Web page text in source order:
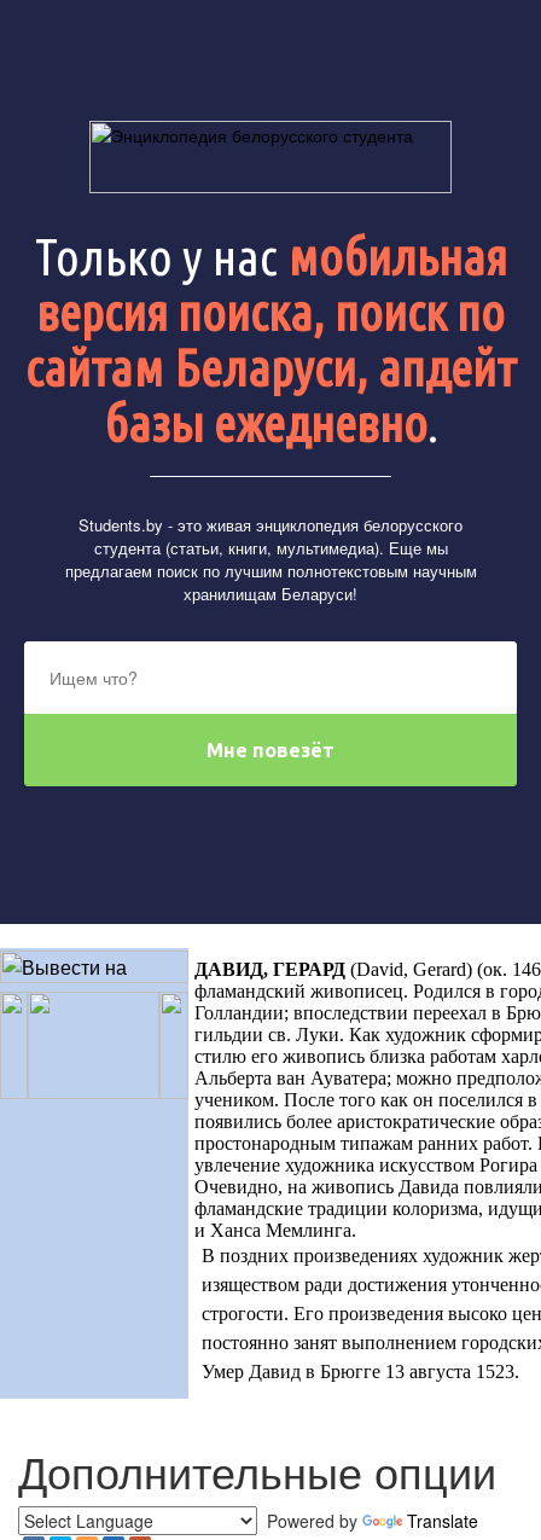
Только у нас мобильная
версия поиска, поиск по
сайтам Беларуси, апдейт
базы ежедневно.
Students.by - это живая энциклопедия белорусского
студента (статьи, книги, мультимедиа). Еще мы
предлагаем поиск по лучшим полнотекстовым научным
хранилищам Беларуси!
ДАВИД, ГЕРАРД (David, Gerard) (ок.
фламандский живописец. Родился в
Голландии; впоследствии переехал в
гильдии св. Луки. Как художник
стилю его живопись близка работам
Альберта ван Ауватера; можно
учеником. После того как он поселился
появились более аристократические
простонародным типажам ранних работ.
увлечение художника искусством
Очевидно, на живопись Давида
фламандские традиции колоризма,
и Ханса Мемлинга.
В поздних произведениях художник
изяществом ради достижения
строгости. Его произведения высоко
постоянно занят выполнением
Умер Давид в Брюгге 13 августа 1523.
Дополнительные опции
Powered by Translate